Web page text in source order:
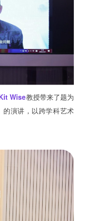
Wise教授带来了题为
的演讲，以跨学科艺术